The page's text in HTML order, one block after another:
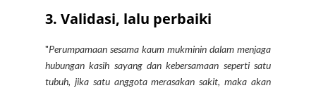
3. Validasi, lalu perbaiki
"Perumpamaan sesama kaum mukminin dalam menjaga
hubungan kasih sayang dan kebersamaan seperti satu
tubuh, jika satu anggota merasakan sakit, maka akan